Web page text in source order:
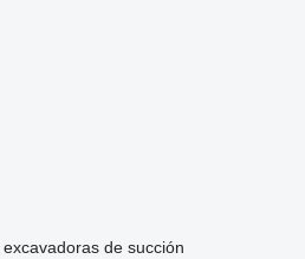
excavadoras de succión